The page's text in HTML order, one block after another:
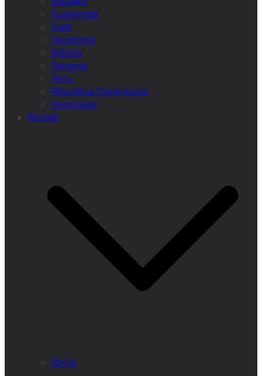
Guatemala
Haiti
Honduras
México
Panamá
Peru
Républica Dominicana
Venezuela
Mundo
África